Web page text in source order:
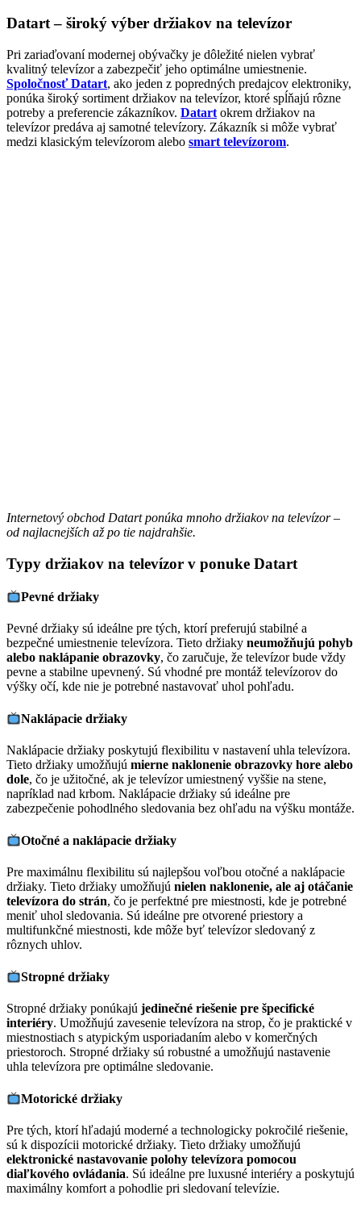
Datart – široký výber držiakov na televízor
Pri zariaďovaní modernej obývačky je dôležité nielen vybrať
kvalitný televízor a zabezpečiť jeho optimálne umiestnenie.
Spoločnosť Datart, ako jeden z popredných predajcov elektroniky,
ponúka široký sortiment držiakov na televízor, ktoré spĺňajú rôzne
potreby a preferencie zákazníkov. Datart okrem držiakov na
televízor predáva aj samotné televízory. Zákazník si môže vybrať
medzi klasickým televízorom alebo smart televízorom.
Internetový obchod Datart ponúka mnoho držiakov na televízor –
od najlacnejších až po tie najdrahšie.
Typy držiakov na televízor v ponuke Datart
Pevné držiaky
Pevné držiaky sú ideálne pre tých, ktorí preferujú stabilné a
bezpečné umiestnenie televízora. Tieto držiaky neumožňujú pohyb
alebo naklápanie obrazovky, čo zaručuje, že televízor bude vždy
pevne a stabilne upevnený. Sú vhodné pre montáž televízorov do
výšky očí, kde nie je potrebné nastavovať uhol pohľadu.
Naklápacie držiaky
Naklápacie držiaky poskytujú flexibilitu v nastavení uhla televízora.
Tieto držiaky umožňujú mierne naklonenie obrazovky hore alebo
dole, čo je užitočné, ak je televízor umiestnený vyššie na stene,
napríklad nad krbom. Naklápacie držiaky sú ideálne pre
zabezpečenie pohodlného sledovania bez ohľadu na výšku montáže.
Otočné a naklápacie držiaky
Pre maximálnu flexibilitu sú najlepšou voľbou otočné a naklápacie
držiaky. Tieto držiaky umožňujú nielen naklonenie, ale aj otáčanie
televízora do strán, čo je perfektné pre miestnosti, kde je potrebné
meniť uhol sledovania. Sú ideálne pre otvorené priestory a
multifunkčné miestnosti, kde môže byť televízor sledovaný z
rôznych uhlov.
Stropné držiaky
Stropné držiaky ponúkajú jedinečné riešenie pre špecifické
interiéry. Umožňujú zavesenie televízora na strop, čo je praktické v
miestnostiach s atypickým usporiadaním alebo v komerčných
priestoroch. Stropné držiaky sú robustné a umožňujú nastavenie
uhla televízora pre optimálne sledovanie.
Motorické držiaky
Pre tých, ktorí hľadajú moderné a technologicky pokročilé riešenie,
sú k dispozícii motorické držiaky. Tieto držiaky umožňujú
elektronické nastavovanie polohy televízora pomocou
diaľkového ovládania. Sú ideálne pre luxusné interiéry a poskytujú
maximálny komfort a pohodlie pri sledovaní televízie.